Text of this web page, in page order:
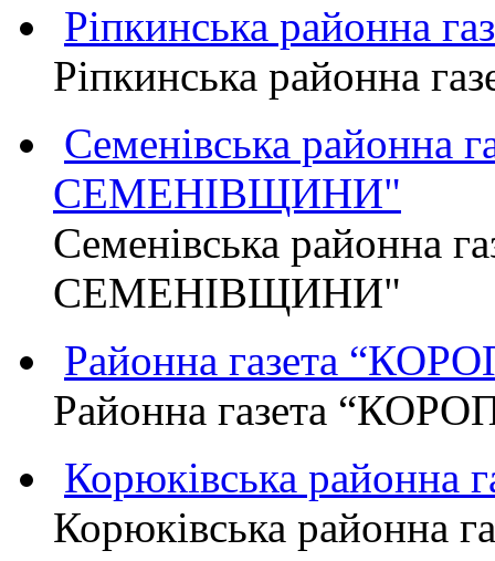
Ріпкинська районна
Ріпкинська районна
Семенівська районна
СЕМЕНІВЩИНИ"
Семенівська районна
СЕМЕНІВЩИНИ"
Районна газета
Районна газета
Корюківська районна
Корюківська районна